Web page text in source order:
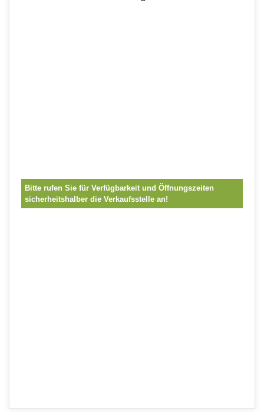
Bitte rufen Sie für Verfügbarkeit und Öffnungszeiten
sicherheitshalber die Verkaufsstelle an!